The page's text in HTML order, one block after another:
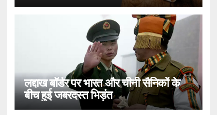
लद्दाख बॉर्डर पर भारत और चीनी सैनिकों के
बीच हुई जबरदस्त भिड़ंत